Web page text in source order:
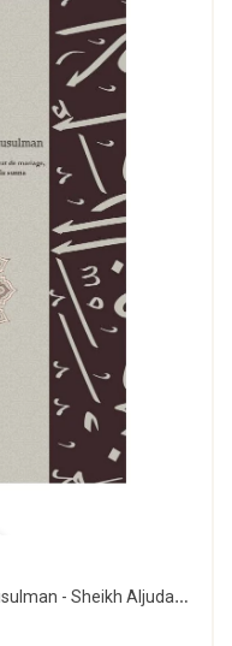
Quand un des conjoints devient musulman - Sheikh Aljudai - Aya Horizons